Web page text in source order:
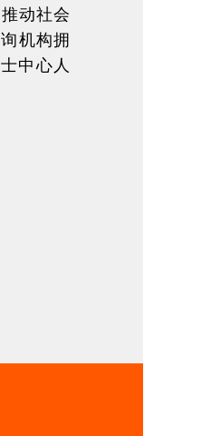
动社会
机构拥
中心人